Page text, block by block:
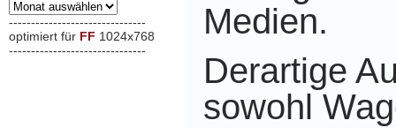
Archivauswahlbox
-------------------------------
optimiert für FF 1024x768
-------------------------------
Medien.
Derartige
sowohl